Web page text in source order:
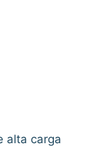
alta carga